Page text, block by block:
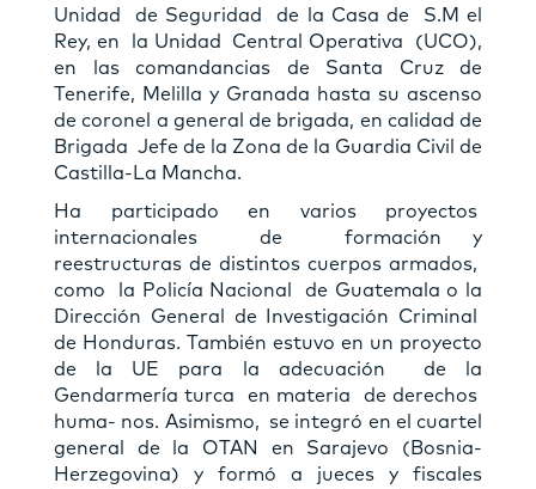
Unidad de Seguridad de la Casa de S.M el
Rey, en la Unidad Central Operativa (UCO),
en las comandancias de Santa Cruz de
Tenerife, Melilla y Granada hasta su ascenso
de coronel a general de brigada, en calidad de
Brigada Jefe de la Zona de la Guardia Civil de
Castilla-La Mancha.
Ha participado en varios proyectos
internacionales de formación y
reestructuras de distintos cuerpos armados,
como la Policía Nacional de Guatemala o la
Dirección General de Investigación Criminal
de Honduras. También estuvo en un proyecto
de la UE para la adecuación de la
Gendarmería turca en materia de derechos
huma- nos. Asimismo, se integró en el cuartel
general de la OTAN en Sarajevo (Bosnia-
Herzegovina) y formó a jueces y fiscales